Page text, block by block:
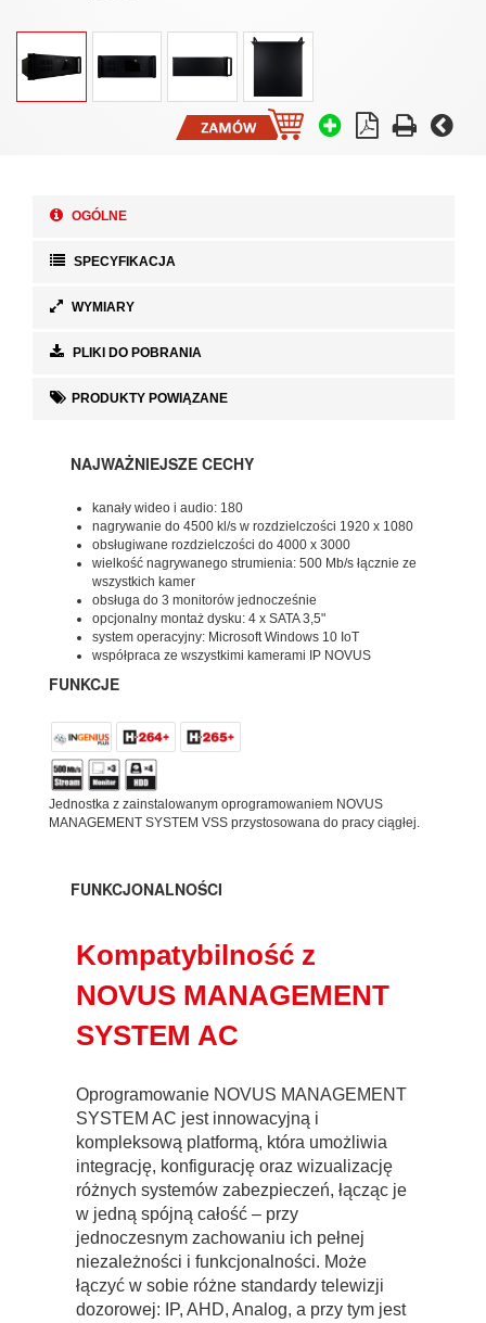
OGÓLNE
SPECYFIKACJA
WYMIARY
PLIKI DO POBRANIA
PRODUKTY POWIĄZANE
NAJWAŻNIEJSZE CECHY
kanały wideo i audio: 180
nagrywanie do 4500 kl/s w rozdzielczości 1920 x 1080
obsługiwane rozdzielczości do 4000 x 3000
wielkość nagrywanego strumienia: 500 Mb/s łącznie ze
wszystkich kamer
obsługa do 3 monitorów jednocześnie
opcjonalny montaż dysku: 4 x SATA 3,5"
system operacyjny: Microsoft Windows 10 IoT
współpraca ze wszystkimi kamerami IP NOVUS
FUNKCJE
Jednostka z zainstalowanym oprogramowaniem NOVUS
MANAGEMENT SYSTEM VSS przystosowana do pracy ciągłej.
FUNKCJONALNOŚCI
Kompatybilność z
NOVUS MANAGEMENT
SYSTEM AC
Oprogramowanie NOVUS MANAGEMENT
SYSTEM AC jest innowacyjną i
kompleksową platformą, która umożliwia
integrację, konfigurację oraz wizualizację
różnych systemów zabezpieczeń, łącząc je
w jedną spójną całość – przy
jednoczesnym zachowaniu ich pełnej
niezależności i funkcjonalności. Może
łączyć w sobie różne standardy telewizji
dozorowej: IP, AHD, Analog, a przy tym jest